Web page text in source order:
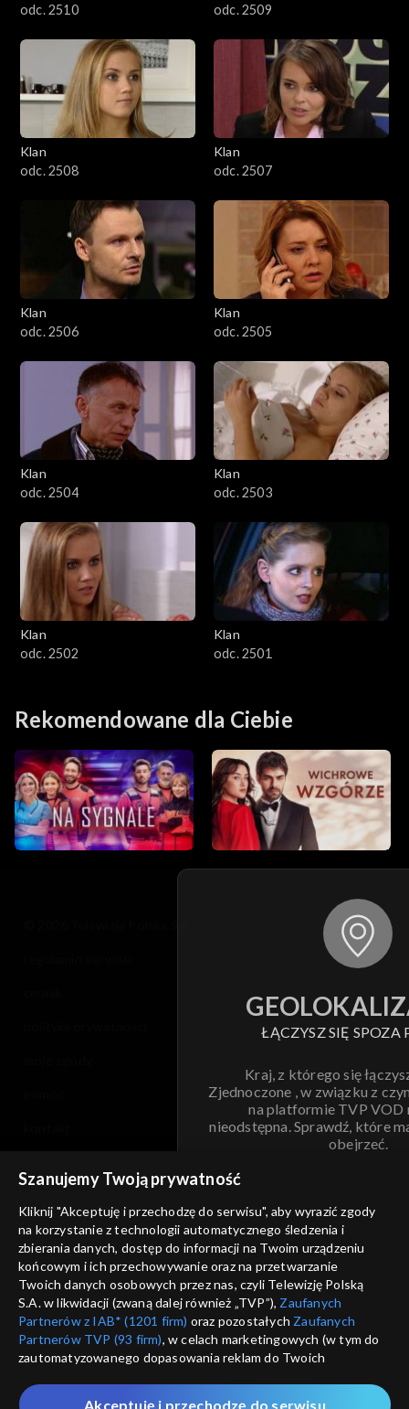
odc. 2510
odc. 2509
Klan
odc. 2508
Klan
odc. 2507
Klan
odc. 2506
Klan
odc. 2505
Klan
odc. 2504
Klan
odc. 2503
Klan
odc. 2502
Klan
odc. 2501
Rekomendowane dla Ciebie
ŁĄCZYSZ SIĘ SPOZA
Kraj, z którego się
Zjednoczone , w związku z
na platformie TVP VOD
nieodstępna. Sprawdź, które
obejrzeć.
ANULUJ
informacje o dostawcy usług
Szanujemy Twoją prywatność
Kliknij "Akceptuję i przechodzę do serwisu", aby wyrazić zgody
na korzystanie z technologii automatycznego śledzenia i
zbierania danych, dostęp do informacji na Twoim urządzeniu
końcowym i ich przechowywanie oraz na przetwarzanie
Twoich danych osobowych przez nas, czyli Telewizję Polską
S.A. w likwidacji (zwaną dalej również „TVP”), Zaufanych
Partnerów z IAB* (1201 firm) oraz pozostałych Zaufanych
Partnerów TVP (93 firm), w celach marketingowych (w tym do
zautomatyzowanego dopasowania reklam do Twoich
które wskazujemy poniżej, a także zgody na udostępnianie
Akceptuję i przechodzę do serwisu